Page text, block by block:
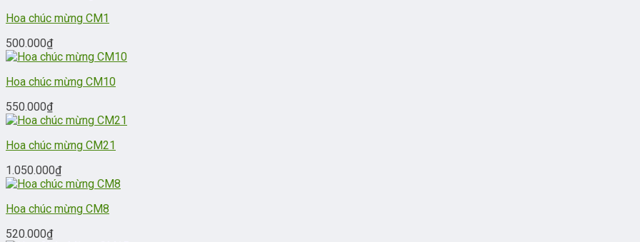
Hoa chúc mừng CM1
500.000₫
Hoa chúc mừng CM10
550.000₫
Hoa chúc mừng CM21
1.050.000₫
Hoa chúc mừng CM8
520.000₫